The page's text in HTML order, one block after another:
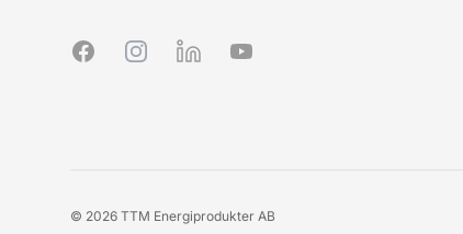
FacebookInstagramLinkedInYouTube
© 2026 TTM Energiprodukter AB